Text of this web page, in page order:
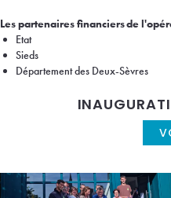
Les partenaires financiers de
Etat
Sieds
Département des Deux-Sèvres